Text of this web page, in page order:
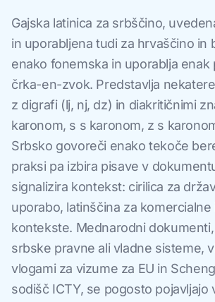
Gajska latinica za srbščino,
in uporabljena tudi za hrvaščino in
enako fonemska in uporablja enak
črka-en-zvok. Predstavlja
z digrafi (lj, nj, dz) in diakritičnimi
karonom, s s karonom, z s
Srbsko govoreči enako tekoče
praksi pa izbira pisave v
signalizira kontekst: cirilica za
uporabo, latinščina za
kontekste. Mednarodni
srbske pravne ali vladne sisteme,
vlogami za vizume za EU in
sodišč ICTY, se pogosto pojavljajo